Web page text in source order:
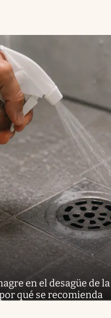
en el desagüe de la
qué se recomienda